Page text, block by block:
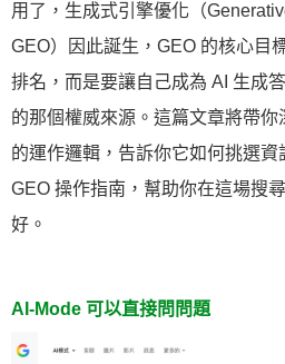
用了，生成式引擎優化（
GEO）因此誕生，GEO 的核心目
排名，而是要讓自己成為 AI 生成
的那個權威來源。這篇文章將帶
的運作邏輯，告訴你它如何挑選
GEO 操作指南，幫助你在這場搜
好。
AI-Mode 可以直接問問題